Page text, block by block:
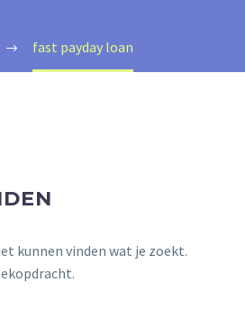
fast payday loan
kunnen vinden wat je zoekt.